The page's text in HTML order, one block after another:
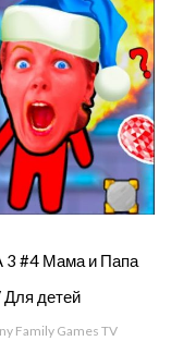
#4 Мама и Папа
детей
Family Games TV